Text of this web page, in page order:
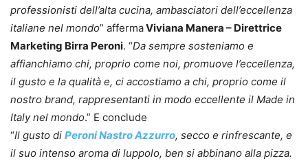
professionisti dell’alta cucina, ambasciatori dell’eccellenza
italiane nel mondo” affermaViviana Manera – Direttrice
Marketing Birra Peroni. “Da sempre sosteniamo e
affianchiamo chi, proprio come noi, promuove l’eccellenza,
il gusto e la qualità e, ci accostiamo a chi, proprio come il
nostro brand, rappresentanti in modo eccellente il Made in
Italy nel mondo.” E conclude
“Il gusto di Peroni Nastro Azzurro, secco e rinfrescante, e
il suo intenso aroma di luppolo, ben si abbinano alla pizza.